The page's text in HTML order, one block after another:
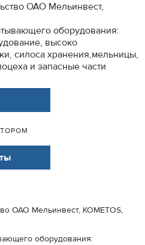
ОАО Мельинвест,
оборудования:
высоко
силоса хранения,мельницы,
и запасные части
ОАО Мельинвест, KOMETOS,
оборудования: